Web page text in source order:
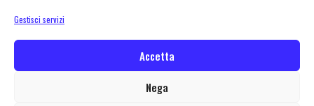
Gestisci servizi
Accetta
Nega
© Pianeta Pesca Viale Marcello Finzi, 563 41122 Modena (MO) | P.I.
02141860367 | Tel. 059 341278 | info@pianetapesca.it